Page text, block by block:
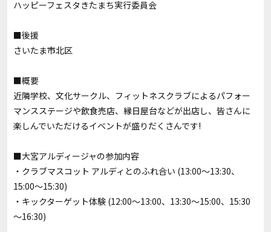
ハッピーフェスタきたまち実行委員会
■後援
さいたま市北区
■概要
近隣学校、文化サークル、フィットネスクラブによるパフォー
マンスステージや飲食売店、縁日屋台などが出店し、皆さんに
楽しんでいただけるイベントが盛りだくさんです!
■大宮アルディージャの参加内容
・クラブマスコット アルディとのふれ合い (13:00～13:30、
15:00～15:30)
・キックターゲット体験 (12:00～13:00、13:30～15:00、15:30
～16:30)